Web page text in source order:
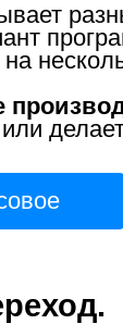
на
или